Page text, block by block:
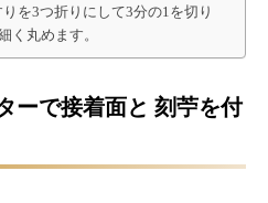
を3つ折りにして3分の1を切り
く丸めます。
ーで接着面と 刻苧を付